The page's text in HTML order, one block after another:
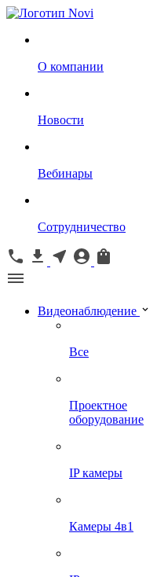
О компании
Новости
Вебинары
Сотрудничество
Видеонаблюдение
Все
Проектное
оборудование
IP камеры
Камеры 4в1